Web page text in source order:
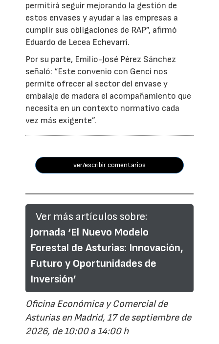
permitirá seguir mejorando la gestión de
estos envases y ayudar a las empresas a
cumplir sus obligaciones de RAP”, afirmó
Eduardo de Lecea Echevarri.
Por su parte, Emilio-José Pérez Sánchez
señaló: “Este convenio con Genci nos
permite ofrecer al sector del envase y
embalaje de madera el acompañamiento que
necesita en un contexto normativo cada
vez más exigente”.
ver/escribir comentarios
Ver más artículos sobre:
Jornada ‘El Nuevo Modelo
Forestal de Asturias: Innovación,
Futuro y Oportunidades de
Inversión’
Oficina Económica y Comercial de
Asturias en Madrid, 17 de septiembre de
2026, de 10:00 a 14:00 h